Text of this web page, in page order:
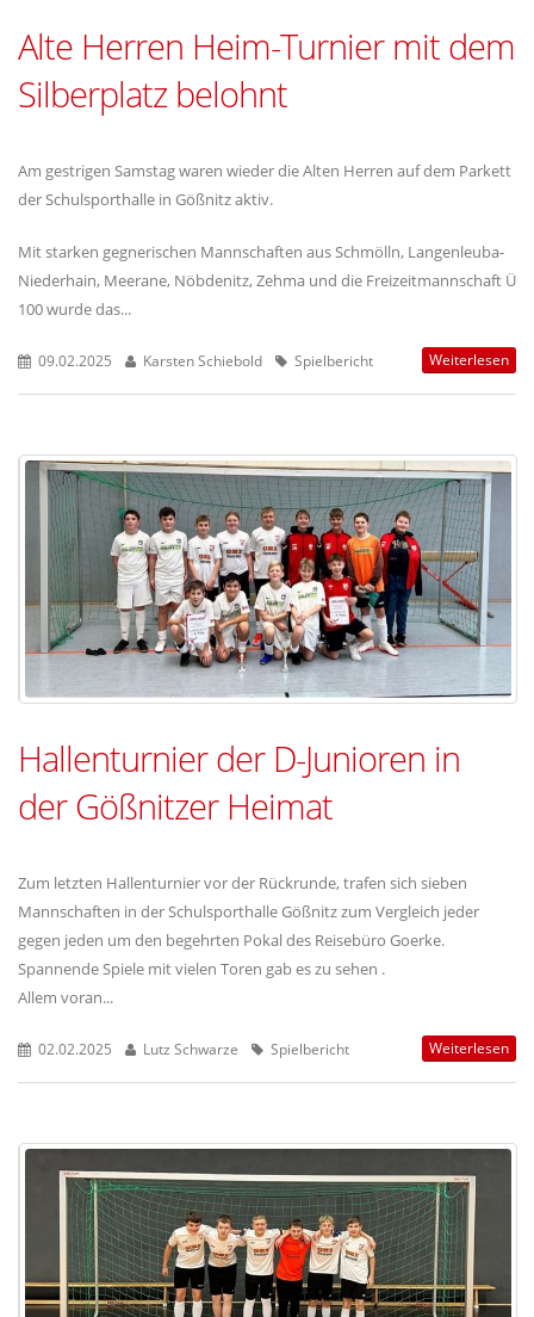
Alte Herren Heim-Turnier mit dem
Silberplatz belohnt
Am gestrigen Samstag waren wieder die Alten Herren auf dem Parkett
der Schulsporthalle in Gößnitz aktiv.
Mit starken gegnerischen Mannschaften aus Schmölln, Langenleuba-
Niederhain, Meerane, Nöbdenitz, Zehma und die Freizeitmannschaft Ü
100 wurde das...
09.02.2025 Karsten Schiebold Spielbericht Weiterlesen
Hallenturnier der D-Junioren in
der Gößnitzer Heimat
Zum letzten Hallenturnier vor der Rückrunde, trafen sich sieben
Mannschaften in der Schulsporthalle Gößnitz zum Vergleich jeder
gegen jeden um den begehrten Pokal des Reisebüro Goerke.
Spannende Spiele mit vielen Toren gab es zu sehen .
Allem voran...
02.02.2025 Lutz Schwarze Spielbericht Weiterlesen